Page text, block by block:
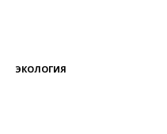
ЭКОЛОГИЯ